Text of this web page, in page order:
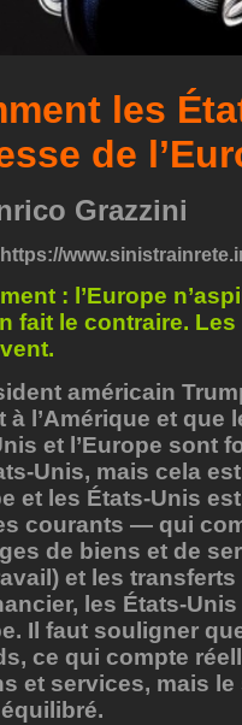
les
de
Grazzini
https://
: l’Europe
fait le contraire.
américain
à l’Amérique et
et l’Europe sont
Unis, mais cela
et les États-Unis
courants — qui
de biens et de
et les
les États-
Il faut souligner
ce qui compte
et services, mais